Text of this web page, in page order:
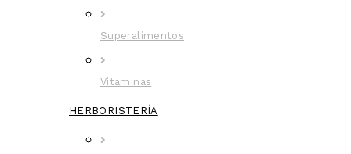
Superalimentos
Vitaminas
HERBORISTERÍA